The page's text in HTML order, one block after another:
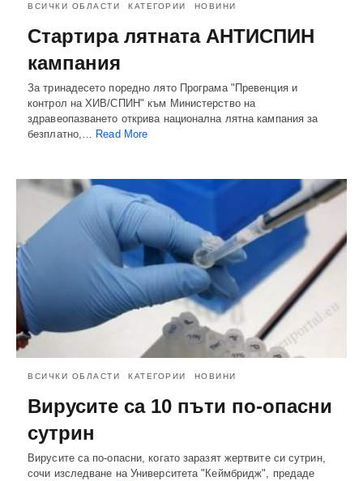
ВСИЧКИ ОБЛАСТИ КАТЕГОРИИ НОВИНИ
Стартира лятната АНТИСПИН
кампания
За тринадесето поредно лято Програма "Превенция и
контрол на ХИВ/СПИН" към Министерство на
здравеопазването открива национална лятна кампания за
безплатно,… Read More
ВСИЧКИ ОБЛАСТИ КАТЕГОРИИ НОВИНИ
Вирусите са 10 пъти по-опасни
сутрин
Вирусите са по-опасни, когато заразят жертвите си сутрин,
сочи изследване на Университета "Кеймбридж", предаде